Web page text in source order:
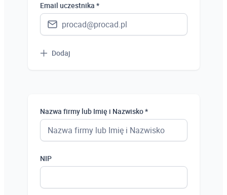
Email uczestnika *
Dodaj
Nazwa firmy lub Imię i Nazwisko *
NIP